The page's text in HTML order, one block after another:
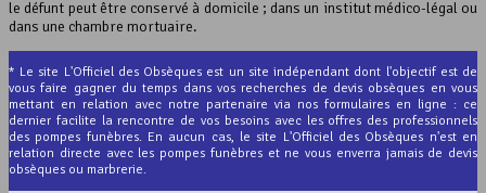
le défunt peut être conservé à domicile ; dans un institut médico-légal ou
dans une chambre mortuaire.
* Le site L'Officiel des Obsèques est un site indépendant dont l'objectif est de
vous faire gagner du temps dans vos recherches de devis obsèques en vous
mettant en relation avec notre partenaire via nos formulaires en ligne : ce
dernier facilite la rencontre de vos besoins avec les offres des professionnels
des pompes funèbres. En aucun cas, le site L'Officiel des Obsèques n'est en
relation directe avec les pompes funèbres et ne vous enverra jamais de devis
obsèques ou marbrerie.